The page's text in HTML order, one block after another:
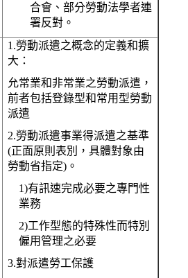
合會、部分勞動法學者連
署反對。
1.勞動派遣之概念的定義和擴
大：
允常業和非常業之勞動派遣，
前者包括登錄型和常用型勞動
派遣
2.勞動派遣事業得派遣之基準
(正面原則表別，具體對象由
勞動省指定) 。
1)有訊速完成必要之專門性
業務
2)工作型態的特殊性而特別
僱用管理之必要
3.對派遣勞工保護